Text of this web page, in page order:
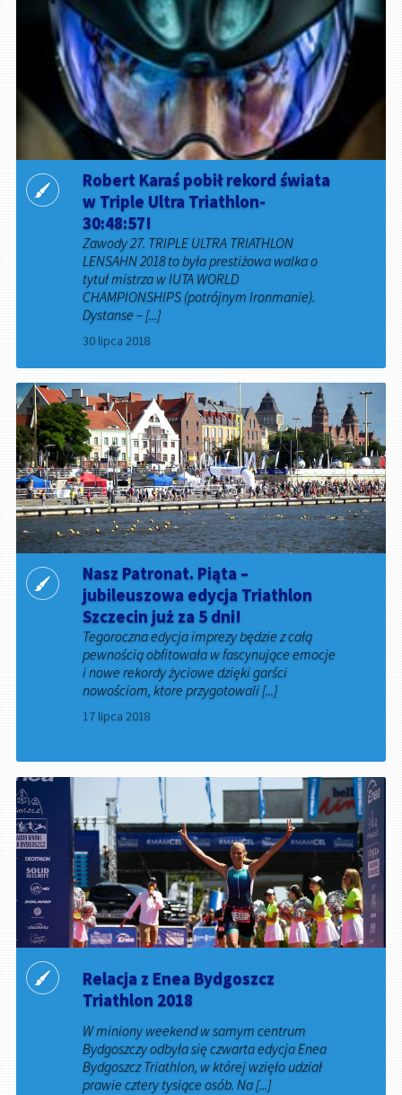
Robert Karaś pobił rekord świata
w Triple Ultra Triathlon-
30:48:57!
Zawody 27. TRIPLE ULTRA TRIATHLON
LENSAHN 2018 to była prestiżowa walka o
tytuł mistrza w IUTA WORLD
CHAMPIONSHIPS (potrójnym Ironmanie).
Dystanse – [...]
30 lipca 2018
Nasz Patronat. Piąta –
jubileuszowa edycja Triathlon
Szczecin już za 5 dni!
Tegoroczna edycja imprezy będzie z całą
pewnością obfitowała w fascynujące emocje
i nowe rekordy życiowe dzięki garści
nowościom, ktore przygotowali [...]
17 lipca 2018
Relacja z Enea Bydgoszcz
Triathlon 2018
W miniony weekend w samym centrum
Bydgoszczy odbyła się czwarta edycja Enea
Bydgoszcz Triathlon, w której wzięło udział
prawie cztery tysiące osób. Na [...]